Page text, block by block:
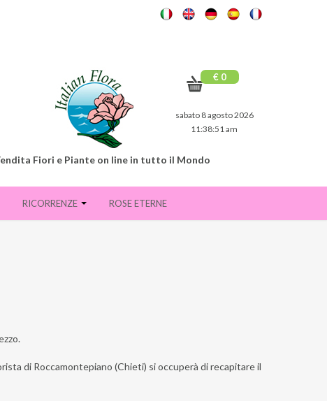
€ 0
sabato 8 agosto 2026
11:38:52 am
Fiori e Piante on line in tutto il Mondo
RICORRENZE ROSE ETERNE
di Roccamontepiano (Chieti) si occuperà di recapitare il